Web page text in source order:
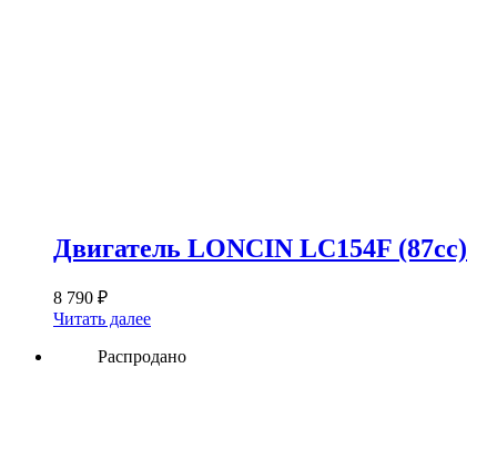
Двигатель LONCIN LC154F (87сс)
8 790 ₽
Читать далее
Распродано